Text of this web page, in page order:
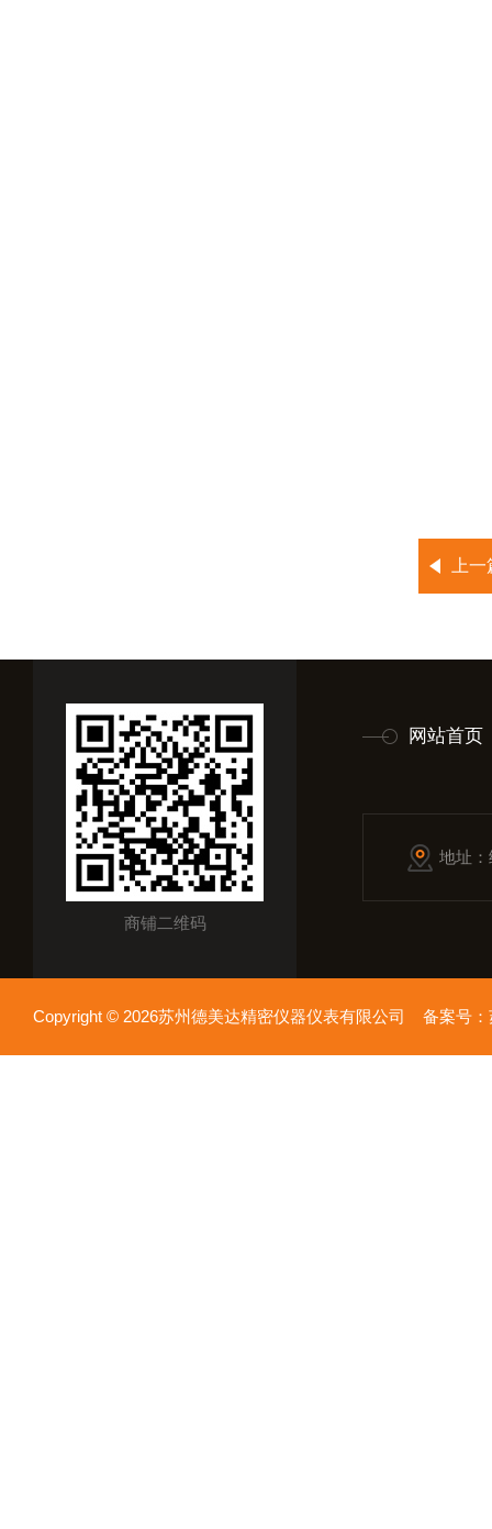
上
商铺二维码
网站首页
地址
Copyright © 2026苏州德美达精密仪器仪表有限公司 备案号：